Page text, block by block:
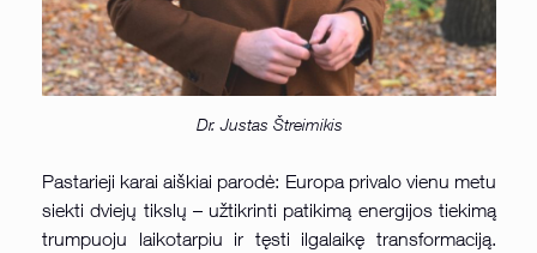
Dr. Justas Štreimikis
Pastarieji karai aiškiai parodė: Europa privalo vienu metu
siekti dviejų tikslų – užtikrinti patikimą energijos tiekimą
trumpuoju laikotarpiu ir tęsti ilgalaikę transformaciją.